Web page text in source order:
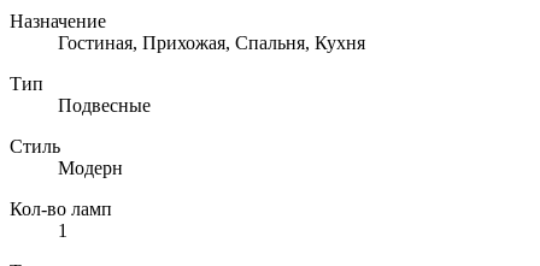
Назначение
Гостиная, Прихожая, Спальня, Кухня
Тип
Подвесные
Стиль
Модерн
Кол-во ламп
1